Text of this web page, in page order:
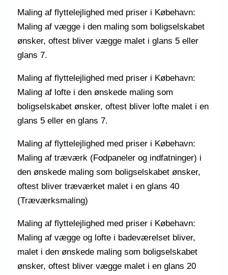
Maling af flyttelejlighed med priser i Købehavn:
Maling af vægge i den maling som boligselskabet
ønsker, oftest bliver vægge malet i glans 5 eller
glans 7.
Maling af flyttelejlighed med priser i Købehavn:
Maling af lofte i den ønskede maling som
boligselskabet ønsker, oftest bliver lofte malet i en
glans 5 eller en glans 7.
Maling af flyttelejlighed med priser i Købehavn:
Maling af træværk (Fodpaneler og indfatninger) i
den ønskede maling som boligselskabet ønsker,
oftest bliver træværket malet i en glans 40
(Træværksmaling)
Maling af flyttelejlighed med priser i Købehavn:
Maling af vægge og lofte i badeværelset bliver,
malet i den ønskede maling som boligselskabet
ønsker, oftest bliver vægge malet i en glans 20